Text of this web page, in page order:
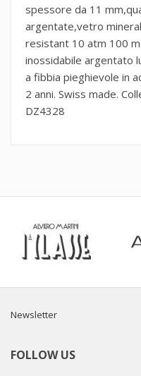
spessore da 11
argentate,vetro
resistant 10 atm 100
inossidabile argentato
a fibbia pieghievole in
2 anni. Swiss made.
DZ4328
Newsletter
FOLLOW US